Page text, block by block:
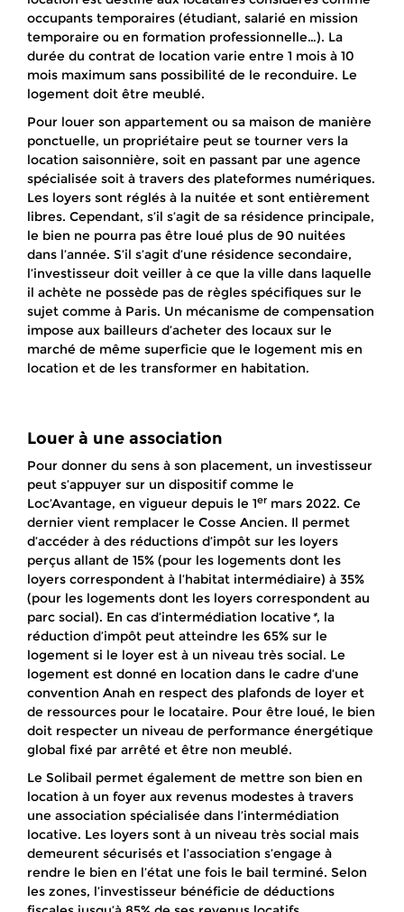
occupants temporaires (étudiant, salarié en mission
temporaire ou en formation professionnelle…). La
durée du contrat de location varie entre 1 mois à 10
mois maximum sans possibilité de le reconduire. Le
logement doit être meublé.
Pour louer son appartement ou sa maison de manière
ponctuelle, un propriétaire peut se tourner vers la
location saisonnière, soit en passant par une agence
spécialisée soit à travers des plateformes numériques.
Les loyers sont réglés à la nuitée et sont entièrement
libres. Cependant, s’il s’agit de sa résidence principale,
le bien ne pourra pas être loué plus de 90 nuitées
dans l’année. S’il s’agit d’une résidence secondaire,
l’investisseur doit veiller à ce que la ville dans laquelle
il achète ne possède pas de règles spécifiques sur le
sujet comme à Paris. Un mécanisme de compensation
impose aux bailleurs d’acheter des locaux sur le
marché de même superficie que le logement mis en
location et de les transformer en habitation.
Louer à une association
Pour donner du sens à son placement, un investisseur
peut s’appuyer sur un dispositif comme le
Loc’Avantage, en vigueur depuis le 1er mars 2022. Ce
dernier vient remplacer le Cosse Ancien. Il permet
d’accéder à des réductions d’impôt sur les loyers
perçus allant de 15% (pour les logements dont les
loyers correspondent à l’habitat intermédiaire) à 35%
(pour les logements dont les loyers correspondent au
parc social). En cas d’intermédiation locative*, la
réduction d’impôt peut atteindre les 65% sur le
logement si le loyer est à un niveau très social. Le
logement est donné en location dans le cadre d’une
convention Anah en respect des plafonds de loyer et
de ressources pour le locataire. Pour être loué, le bien
doit respecter un niveau de performance énergétique
global fixé par arrêté et être non meublé.
Le Solibail permet également de mettre son bien en
location à un foyer aux revenus modestes à travers
une association spécialisée dans l’intermédiation
locative. Les loyers sont à un niveau très social mais
demeurent sécurisés et l’association s’engage à
rendre le bien en l’état une fois le bail terminé. Selon
les zones, l’investisseur bénéficie de déductions